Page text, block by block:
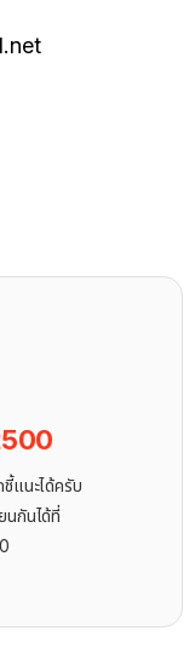
แนะได้ครับ
กันได้ที่